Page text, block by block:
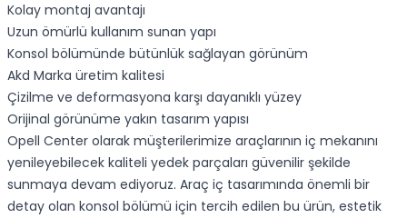
Kolay montaj avantajı
Uzun ömürlü kullanım sunan yapı
Konsol bölümünde bütünlük sağlayan görünüm
Akd Marka üretim kalitesi
Çizilme ve deformasyona karşı dayanıklı yüzey
Orijinal görünüme yakın tasarım yapısı
Opell Center olarak müşterilerimize araçlarının iç mekanını
yenileyebilecek kaliteli yedek parçaları güvenilir şekilde
sunmaya devam ediyoruz. Araç iç tasarımında önemli bir
detay olan konsol bölümü için tercih edilen bu ürün, estetik